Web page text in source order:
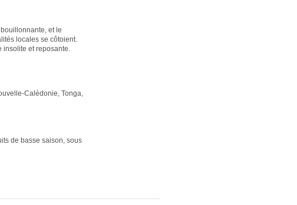
et le
locales se côtoient.
insolite et reposante.
Calédonie, Tonga,
de basse saison, sous